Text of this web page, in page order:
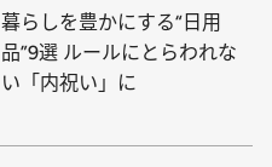
暮らしを豊かにする“日用
品”9選 ルールにとらわれな
い「内祝い」に